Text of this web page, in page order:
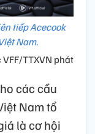
tiếp Acecook
Nam.
VFF/TTXVN phát
các cầu
Nam tổ
là cơ hội